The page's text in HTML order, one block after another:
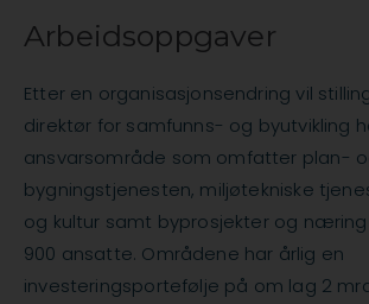
Arbeidsoppgaver
Etter en organisasjonsendring vil
direktør for samfunns- og byutvikling
ansvarsområde som omfatter plan-
bygningstjenesten, miljøtekniske
og kultur samt byprosjekter og
900 ansatte. Områdene har årlig en
investeringsportefølje på om lag 2